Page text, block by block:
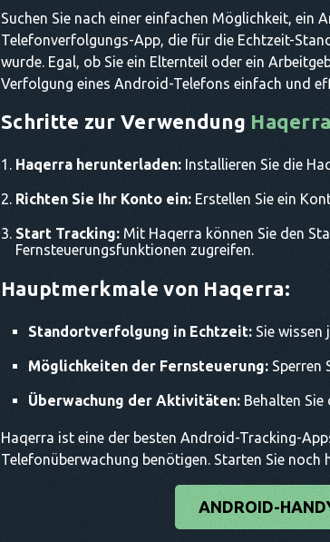
Suchen Sie nach einer einfachen Möglichkeit, ein
Telefonverfolgungs-App, die für die Echtzeit-
wurde. Egal, ob Sie ein Elternteil oder ein
Verfolgung eines Android-Telefons einfach und
Schritte zur Verwendung Haqerra
Haqerra herunterladen: Installieren Sie die
Richten Sie Ihr Konto ein: Erstellen Sie ein
Start Tracking: Mit Haqerra können Sie den
Fernsteuerungsfunktionen zugreifen.
Hauptmerkmale von Haqerra:
Standortverfolgung in Echtzeit: Sie
Möglichkeiten der Fernsteuerung: Sperren
Überwachung der Aktivitäten: Behalten
Haqerra ist eine der besten Android-Tracking-
Telefonüberwachung benötigen. Starten Sie noch
ANDROID-